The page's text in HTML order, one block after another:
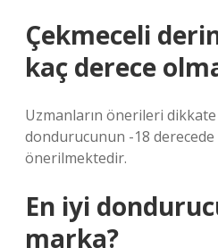
Çekmeceli
kaç derece
Uzmanların önerileri dikkate
dondurucunun -18 derecede
önerilmektedir.
En iyi
marka?